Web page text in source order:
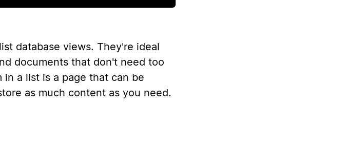
database views. They're ideal
documents that don't need too
a list is a page that can be
as much content as you need.